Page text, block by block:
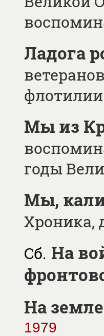
Ладога
флотилии
Мы из
годы
Мы,
Хроника,
Сб. На
На
1979